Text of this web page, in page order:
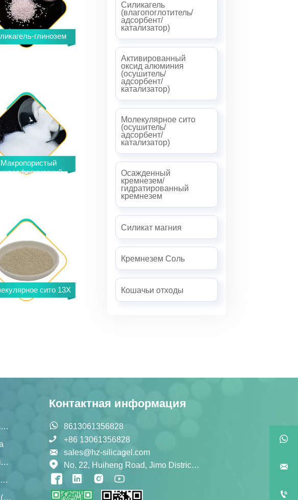
глинозем
Макропористый
сито 13X
Силикагель
(влагопоглотитель/
адсорбент/
катализатор)
Активированный
оксид алюминия
(осушитель/
адсорбент/
катализатор)
Молекулярное сито
(осушитель/
адсорбент/
катализатор)
Осажденный
кремнезем/
гидратированный
кремнезем
Силикат магния
Кремнезем Соль
Кошачьи отходы
Силикагель для колоночной хроматографии
Силикагель для отбеливания масляных красок
Силикагель (влагопоглотитель/адсорбент/катализатор)
Активированный оксид алюминия (осушитель/адсорбент/катализатор)
Контактная информация
 8613061356828
 +86 13061356828
 sales@hz-silicagel.com
 No. 22, Huiheng Road, Jimo District, Qingdao, China
   


